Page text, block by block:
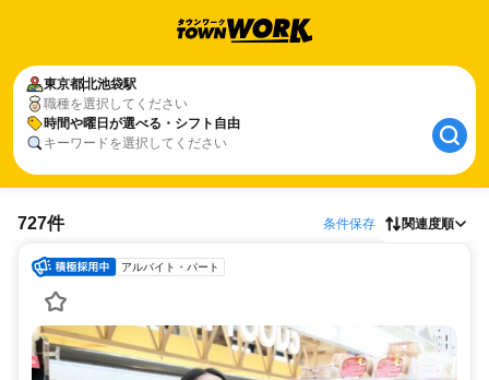
東京都北池袋駅
職種を選択してください
時間や曜日が選べる・シフト自由
キーワードを選択してください
727件 条件保存 関連度順
アルバイト・パート